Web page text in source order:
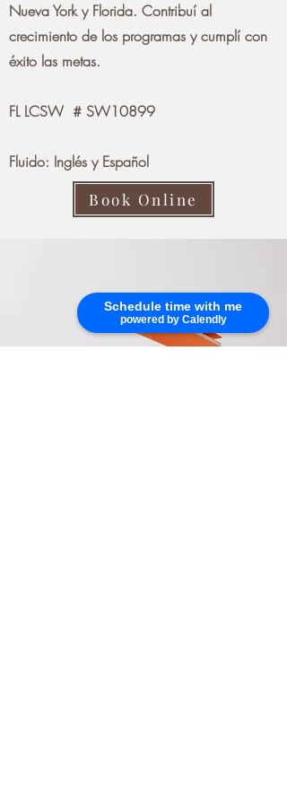
Schedule time with me
powered by Calendly
Nueva York y Florida. Contribuí al
crecimiento de los programas y cumplí con
éxito las metas.
FL LCSW # SW10899
Fluido: Inglés y Español
Book Online